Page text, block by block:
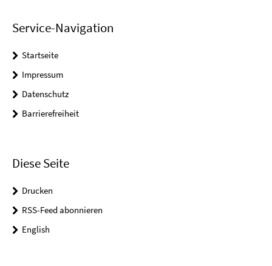
Service-Navigation
Startseite
Impressum
Datenschutz
Barrierefreiheit
Diese Seite
Drucken
RSS-Feed abonnieren
English